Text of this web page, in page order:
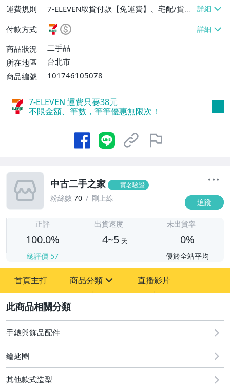
運費規則
7-ELEVEN取貨付款【免運費】、宅配/貨運
【免運費】
付款方式
商品狀況
二手品
所在地區
台北市
商品編號
101746105078
7-ELEVEN 運費只要38元
不限金額、筆數，筆筆優惠無限次！
中古二手之家 實名驗證
粉絲數 70 剛上線 追蹤
正評
100.0%
總評價 57
出貨速度
4~5 天
未出貨率
0%
優於全站平均
首頁主打 商品分類
古董、藝術與礦石
居家、家具與園藝
女裝與服飾配件
直播影片
手錶與飾品配件
鑰匙圈
其他款式造型